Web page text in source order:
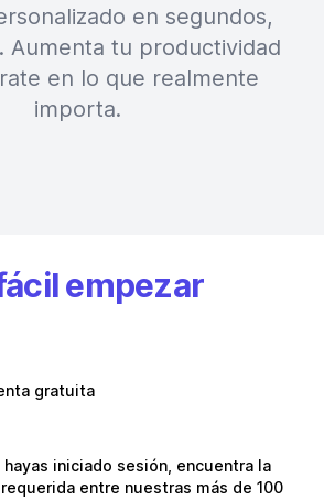
en segundos,
Aumenta tu productividad
en lo que realmente
importa.
empezar
gratuita
hayas iniciado sesión, encuentra la
entre nuestras más de 100